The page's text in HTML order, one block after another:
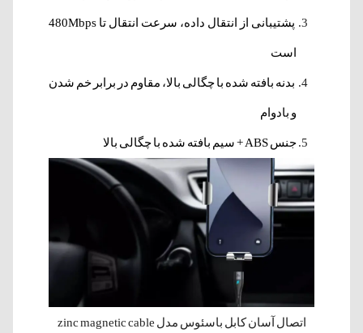
پشتیبانی از انتقال داده، سرعت انتقال تا 480Mbps
است
بدنه بافته شده با چگالی بالا، مقاوم در برابر خم شدن
و بادوام
جنس ABS + سیم بافته شده با چگالی بالا
اتصال آسان کابل باسئوس مدل zinc magnetic cable